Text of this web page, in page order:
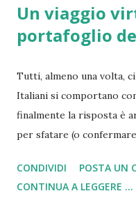
Un viaggio
portafoglio
Tutti, almeno una volta,
Italiani si comportano
finalmente la risposta è
per sfatare (o
siamo un popolo di avidi
pensare ad accumulare, e
CONDIVIDI
POSTA UN
CONTINUA A LEGGERE ...